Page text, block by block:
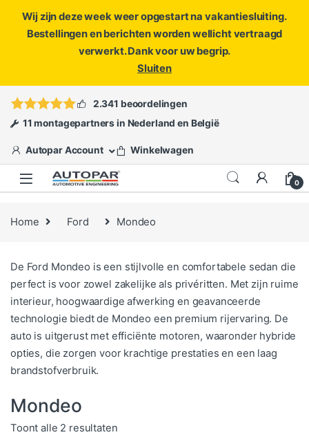
Wij zijn deze week weer opgestart na vakantiesluiting.
Bestellingen en berichten worden wellicht vertraagd
verwerkt. Dank voor uw begrip.
Sluiten
ofopen een ticket
2.341 beoordelingen
11 montagepartners in Nederland en België
Autopar Account Winkelwagen
0
Home Ford Mondeo
De Ford Mondeo is een stijlvolle en comfortabele sedan die
perfect is voor zowel zakelijke als privéritten. Met zijn ruime
interieur, hoogwaardige afwerking en geavanceerde
technologie biedt de Mondeo een premium rijervaring. De
auto is uitgerust met efficiënte motoren, waaronder hybride
opties, die zorgen voor krachtige prestaties en een laag
brandstofverbruik.
Mondeo
Toont alle 2 resultatenGesorteerd op populariteit